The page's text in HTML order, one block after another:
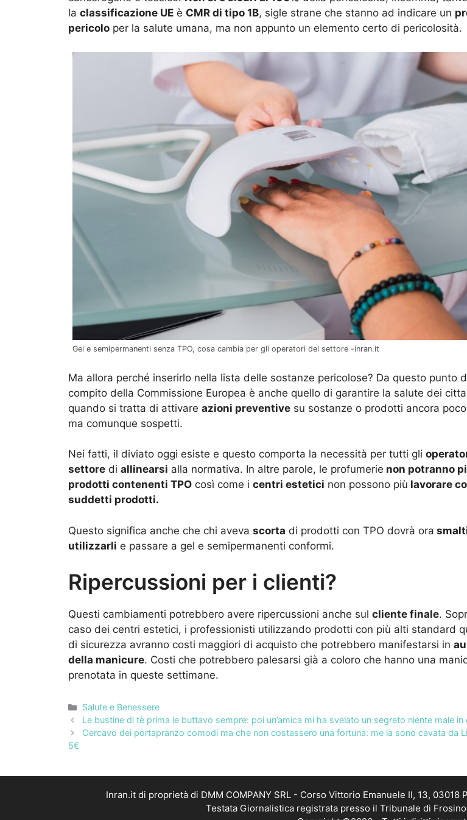
la classificazione UE è CMR di tipo 1B, sigle strane che stanno ad indicare un
pericolo per la salute umana, ma non appunto un elemento certo di pericolosità.
Gel e semipermanenti senza TPO, cosa cambia per gli operatori del settore -inran.it
Ma allora perché inserirlo nella lista delle sostanze pericolose? Da questo punto
compito della Commissione Europea è anche quello di garantire la salute dei
quando si tratta di attivare azioni preventive su sostanze o prodotti ancora
ma comunque sospetti.
Nei fatti, il diviato oggi esiste e questo comporta la necessità per tutti gli
settore di allinearsi alla normativa. In altre parole, le profumerie non potranno
prodotti contenenti TPO così come i centri estetici non possono più lavorare
suddetti prodotti.
Questo significa anche che chi aveva scorta di prodotti con TPO dovrà ora
utilizzarli e passare a gel e semipermanenti conformi.
Ripercussioni per i clienti?
Questi cambiamenti potrebbero avere ripercussioni anche sul cliente finale.
caso dei centri estetici, i professionisti utilizzando prodotti con più alti standard
di sicurezza avranno costi maggiori di acquisto che potrebbero manifestarsi in
della manicure. Costi che potrebbero palesarsi già a coloro che hanno una
prenotata in queste settimane.
Categorie
Salute e Benessere
Le bustine di tè prima le buttavo sempre: poi un’amica mi ha svelato un segreto niente male in
Cercavo dei portapranzo comodi ma che non costassero una fortuna: me la sono cavata da
5€
Inran.it di proprietà di DMM COMPANY SRL - Corso Vittorio Emanuele II, 13,
Testata Giornalistica registrata presso il Tribunale di